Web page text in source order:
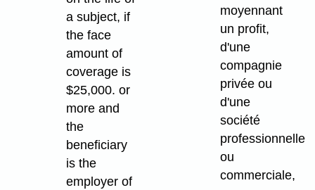
a subject, if
the face
amount of
coverage is
$25,000. or
more and
the
beneficiary
is the
employer of
moyennant
un profit,
d'une
compagnie
privée ou
d'une
société
professionnelle
ou
commerciale,